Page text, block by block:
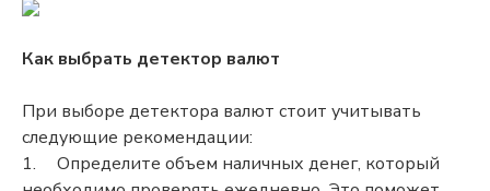
Как выбрать детектор валют
При выборе детектора валют стоит учитывать
следующие рекомендации:
1.
Определите объем наличных денег, который